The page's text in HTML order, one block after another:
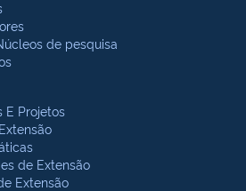
de pesquisa
E Projetos
de Extensão
Extensão